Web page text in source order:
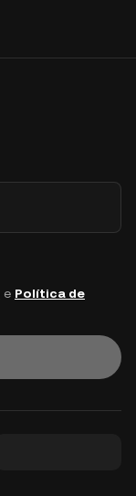
e Política de